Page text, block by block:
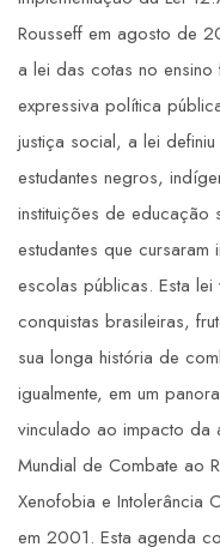
Rousseff em agosto de
a lei das cotas no
expressiva política
justiça social, a lei
estudantes negros,
instituições de educação
estudantes que cursaram
escolas públicas. Esta
conquistas brasileiras,
sua longa história de
igualmente, em um
vinculado ao impacto da
Mundial de Combate ao
Xenofobia e Intolerância
em 2001. Esta agenda